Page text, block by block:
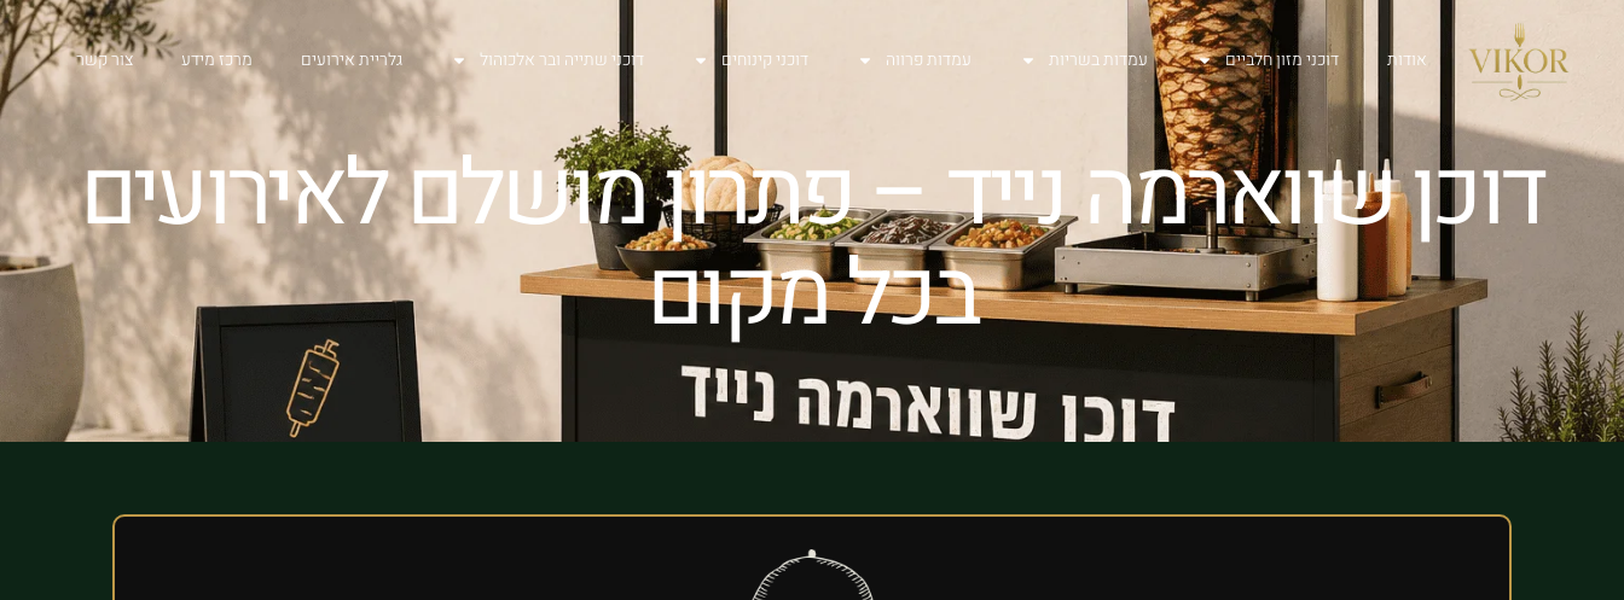
אודות דוכני מזון חלביים עמדות בשריות עמדות פרווה דוכני קינוחים דוכני שתייה ובר אלכוהול גלריית אירועים מרכז מידע צור קשר
דוכן שווארמה נייד – פתרון מושלם לאירועים
בכל מקום